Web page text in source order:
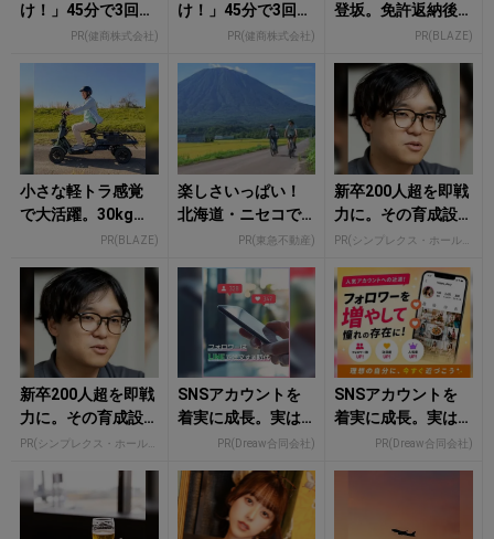
け！」45分で3回戦
も余裕！1日31円で
PR(健商株式会社)
け！」45分で3回戦
も余裕！980円で朝
PR(健商株式会社)
登坂。免許返納後
の日常を支えるシ
PR(BLAZE)
小さな軽トラ感覚
で大活躍。30kg積
める安定の4輪EV
PR(BLAZE)
楽しさいっぱい！
北海道・ニセコで
避暑の夏旅 絶景と
揃う「ニセコ東...
PR(東急不動産)
新卒200人超を即戦
力に。その育成設
計とは
新卒200人超を即戦
力に。その育成設
計とは
PR(シンプレクス・ホールディングス)
SNSアカウントを
着実に成長。実は
みんなココ使って
PR(Dreaw合同会社)
SNSアカウントを
着実に成長。実は
みんなココ使って
PR(Dreaw合同会社)